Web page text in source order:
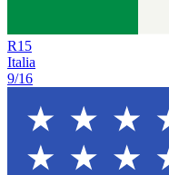
R15
Italia
9/16